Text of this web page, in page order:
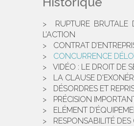
RUPTURE BRUTALE
L’ACTION
CONTRAT
CONCURRENCE
VIDÉO : LE DROIT DE
LA CLAUSE
DÉSORDRES ET
PRÉCISION
ELÉMENT
RESPONSABILITÉ